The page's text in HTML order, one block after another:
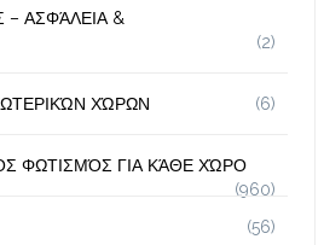
ΑΣΦΆΛΕΙΑ &
(2)
ΧΏΡΩΝ (6)
ΦΩΤΙΣΜΌΣ ΓΙΑ ΚΆΘΕ ΧΏΡΟ
(960)
(56)